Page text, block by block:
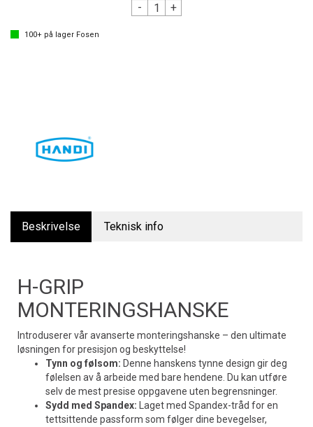
- +
100+ på lager Fosen
Beskrivelse Teknisk info
H-GRIP
MONTERINGSHANSKE
Introduserer vår avanserte monteringshanske – den ultimate
løsningen for presisjon og beskyttelse!
Tynn og følsom: Denne hanskens tynne design gir deg
følelsen av å arbeide med bare hendene. Du kan utføre
selv de mest presise oppgavene uten begrensninger.
Sydd med Spandex: Laget med Spandex-tråd for en
tettsittende passform som følger dine bevegelser,